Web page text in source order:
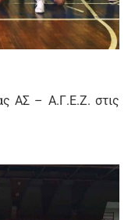
ΑΣ – Α.Γ.Ε.Ζ. στις